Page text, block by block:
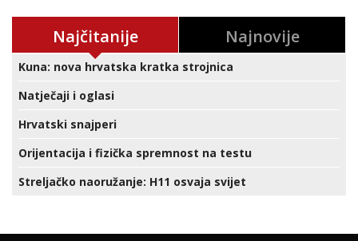
Najčitanije Najnovije
Kuna: nova hrvatska kratka strojnica
Natječaji i oglasi
Hrvatski snajperi
Orijentacija i fizička spremnost na testu
Streljačko naoružanje: H11 osvaja svijet